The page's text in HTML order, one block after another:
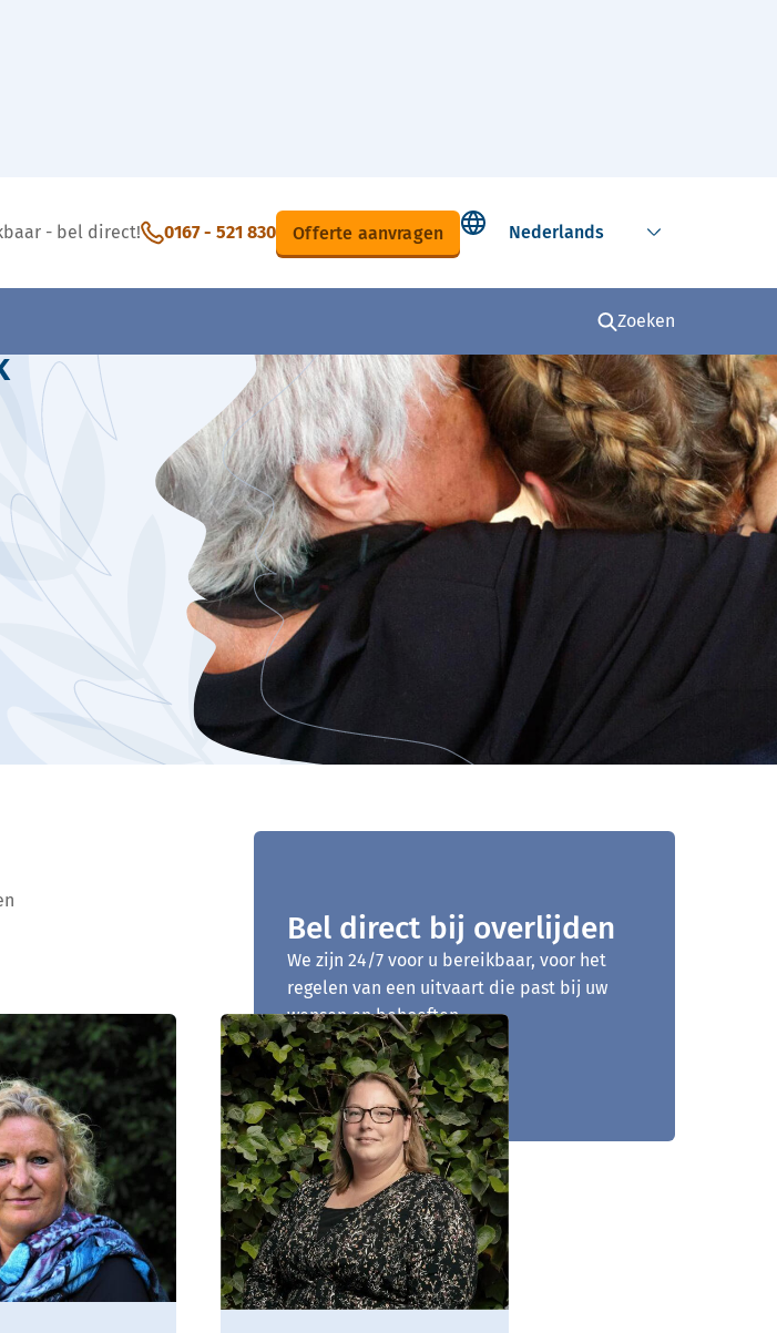
- bel direct! 0167 - 521 830 Offerte aanvragen
Select language
Zoeken
Bel direct bij overlijden
We zijn 24/7 voor u bereikbaar, voor het
regelen van een uitvaart die past bij uw
wensen en behoeften.
0167 - 521 830